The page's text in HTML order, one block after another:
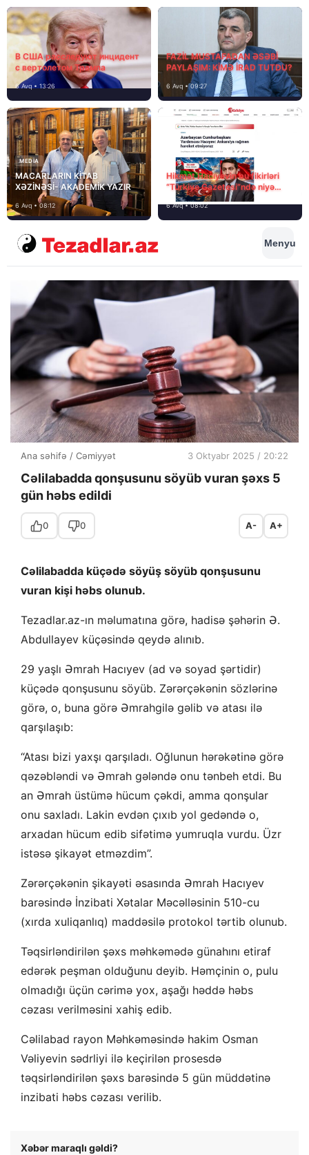
В США расследуют инцидент
с вертолетом Трампа
6 Avq • 13:26
FAZİL MUSTAFADAN ƏSƏBİ
PAYLAŞIM: KİMƏ İRAD TUTDU?
6 Avq • 09:27
MEDİA
MACARLARIN KİTAB
XƏZİNƏSİ- AKADEMİK YAZIR
6 Avq • 08:12
Hikmət Hacıyevin bu fikirləri
“Türkiye Gazetesi”ndə niyə
təhrif edilib?
6 Avq • 08:02
Menyu
Ana səhifə / Cəmiyyət 3 Oktyabr 2025 / 20:22
Cəlilabadda qonşusunu söyüb vuran şəxs 5
gün həbs edildi
0 0 A- A+
Cəlilabadda küçədə söyüş söyüb qonşusunu
vuran kişi həbs olunub.
Tezadlar.az-ın məlumatına görə, hadisə şəhərin Ə.
Abdullayev küçəsində qeydə alınıb.
29 yaşlı Əmrah Hacıyev (ad və soyad şərtidir)
küçədə qonşusunu söyüb. Zərərçəkənin sözlərinə
görə, o, buna görə Əmrahgilə gəlib və atası ilə
qarşılaşıb:
“Atası bizi yaxşı qarşıladı. Oğlunun hərəkətinə görə
qəzəbləndi və Əmrah gələndə onu tənbeh etdi. Bu
an Əmrah üstümə hücum çəkdi, amma qonşular
onu saxladı. Lakin evdən çıxıb yol gedəndə o,
arxadan hücum edib sifətimə yumruqla vurdu. Üzr
istəsə şikayət etməzdim”.
Zərərçəkənin şikayəti əsasında Əmrah Hacıyev
barəsində İnzibati Xətalar Məcəlləsinin 510-cu
(xırda xuliqanlıq) maddəsilə protokol tərtib olunub.
Təqsirləndirilən şəxs məhkəmədə günahını etiraf
edərək peşman olduğunu deyib. Həmçinin o, pulu
olmadığı üçün cərimə yox, aşağı həddə həbs
cəzası verilməsini xahiş edib.
Cəlilabad rayon Məhkəməsində hakim Osman
Vəliyevin sədrliyi ilə keçirilən prosesdə
təqsirləndirilən şəxs barəsində 5 gün müddətinə
inzibati həbs cəzası verilib.
Xəbər maraqlı gəldi?